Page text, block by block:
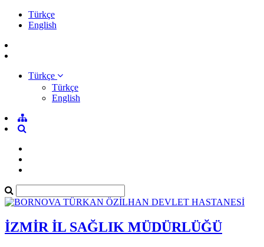
Türkçe
English
Türkçe
Türkçe
English
İZMİR İL SAĞLIK MÜDÜRLÜĞÜ